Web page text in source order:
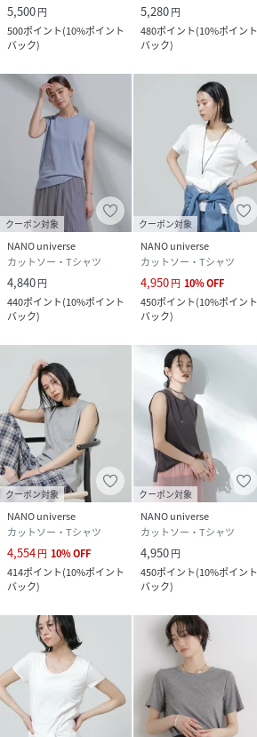
5,500円
500ポイント(10%ポイント
バック)
5,280円
480ポイント(10%ポイント
バック)
クーポン対象
NANO universe
カットソー・Tシャツ
4,840円
440ポイント(10%ポイント
バック)
クーポン対象
NANO universe
カットソー・Tシャツ
4,950円 10%OFF
450ポイント(10%ポイント
バック)
クーポン対象
NANO universe
カットソー・Tシャツ
4,554円 10%OFF
414ポイント(10%ポイント
バック)
クーポン対象
NANO universe
カットソー・Tシャツ
4,950円
450ポイント(10%ポイント
バック)